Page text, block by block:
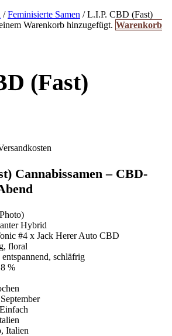
/Feminisierte Samen / L.I.P. CBD (Fast)
Warenkorb hinzugefügt. Warenkorb
(Fast)
Cannabissamen – CBD-
Hybrid
#4 x Jack Herer Auto CBD
floral
schläfrig
%
Einfach
Italien